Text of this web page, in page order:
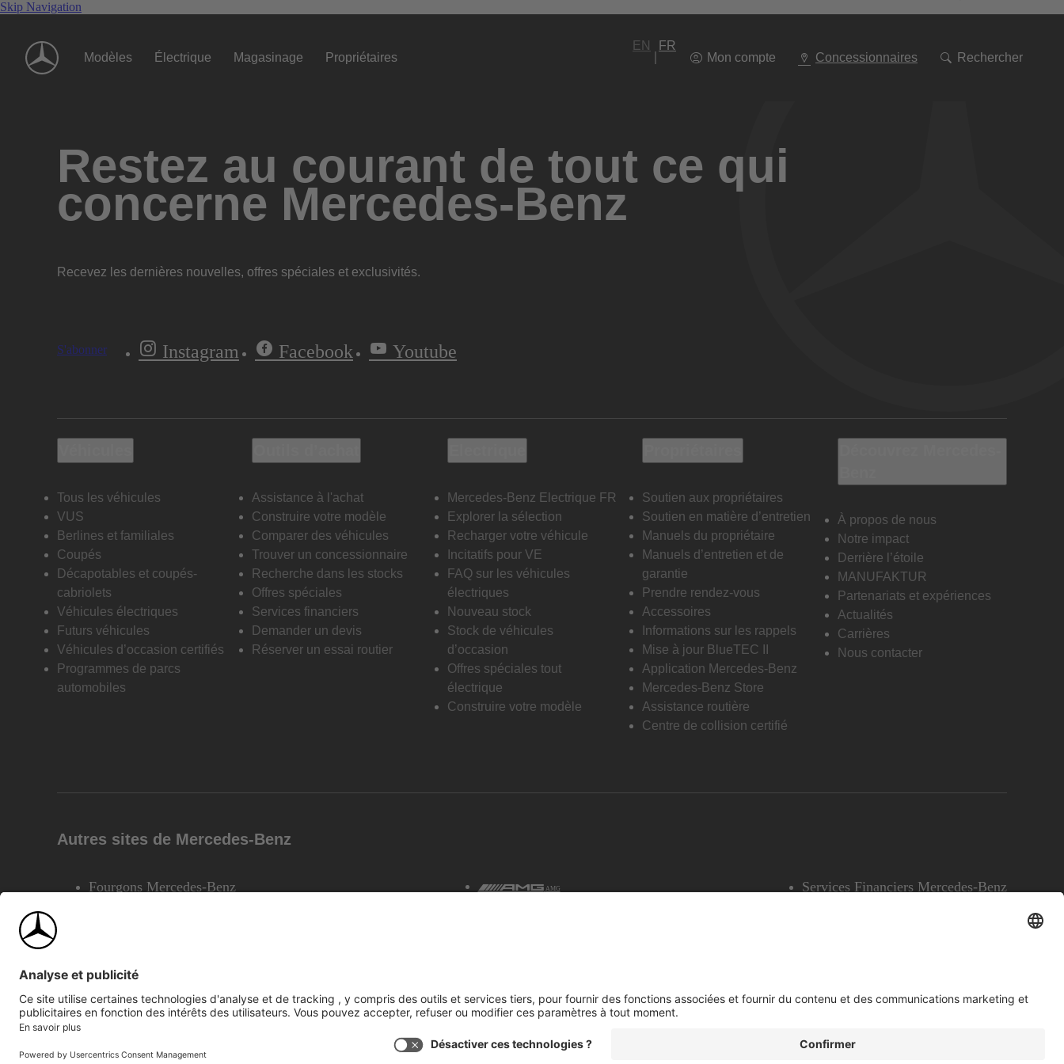
Skip Navigation
Modèles Électrique Magasinage Propriétaires
EN
FR
Mon compte
Concessionnaires Rechercher
à
Restez au courant de tout ce qui
concerne Mercedes-Benz
Recevez les dernières nouvelles, offres spéciales et exclusivités.
S'abonner Instagram Facebook Youtube
Tous les véhicules
VUS
Berlines et familiales
Coupés
Décapotables et coupés-
cabriolets
Véhicules électriques
Futurs véhicules
Véhicules d’occasion certifiés
Programmes de parcs
automobiles
Assistance à l'achat
Construire votre modèle
Comparer des véhicules
Trouver un concessionnaire
Recherche dans les stocks
Offres spéciales
Services financiers
Demander un devis
Réserver un essai routier
Mercedes-Benz Electrique FR
Explorer la sélection
Recharger votre véhicule
Incitatifs pour VE
FAQ sur les véhicules
électriques
Nouveau stock
Stock de véhicules
d’occasion
Offres spéciales tout
électrique
Construire votre modèle
Soutien aux propriétaires
Soutien en matière d’entretien
Manuels du propriétaire
Manuels d’entretien et de
garantie
Prendre rendez-vous
Accessoires
Informations sur les rappels
Mise à jour BlueTEC II
Application Mercedes-Benz
Mercedes-Benz Store
Assistance routière
Centre de collision certifié
À propos de nous
Notre impact
Derrière l’étoile
MANUFAKTUR
Partenariats et expériences
Actualités
Carrières
Nous contacter
Autres sites de Mercedes-Benz
Fourgons Mercedes-Benz AMG Services Financiers Mercedes-Benz
©2026 Mercedes-Benz Canada Inc.